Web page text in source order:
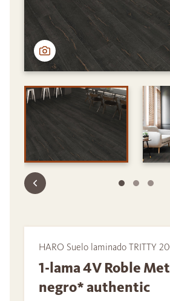
HARO Suelo laminado TRITTY
1-lama 4V Roble
negro* authentic